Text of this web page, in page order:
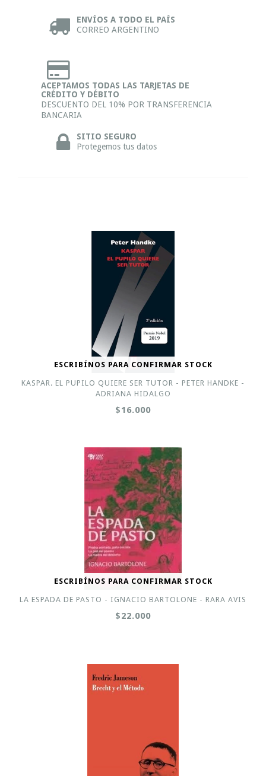
ENVÍOS A TODO EL PAÍS
CORREO ARGENTINO
ACEPTAMOS TODAS LAS TARJETAS DE
CRÉDITO Y DÉBITO
DESCUENTO DEL 10% POR TRANSFERENCIA
BANCARIA
SITIO SEGURO
Protegemos tus datos
ESCRIBÍNOS PARA CONFIRMAR STOCK
KASPAR. EL PUPILO QUIERE SER TUTOR - PETER HANDKE -
ADRIANA HIDALGO
$16.000
ESCRIBÍNOS PARA CONFIRMAR STOCK
LA ESPADA DE PASTO - IGNACIO BARTOLONE - RARA AVIS
$22.000